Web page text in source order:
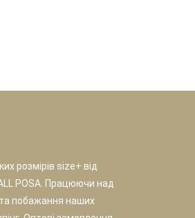
розмірів size+ від
POSA. Працюючи над
побажання наших